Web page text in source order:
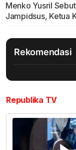
Menko Yusril
Jampidsus, Ketua
Rekomendasi
Republika TV